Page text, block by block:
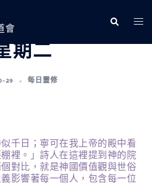
會
期二
29 每日靈修
似千日；寧可在我上帝的殿中看
裡。」詩人在這裡提到神的院
對比，就是神國價值觀與世俗
影響著每一個人，包含每一位